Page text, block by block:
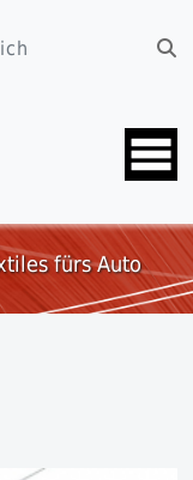
fürs Auto